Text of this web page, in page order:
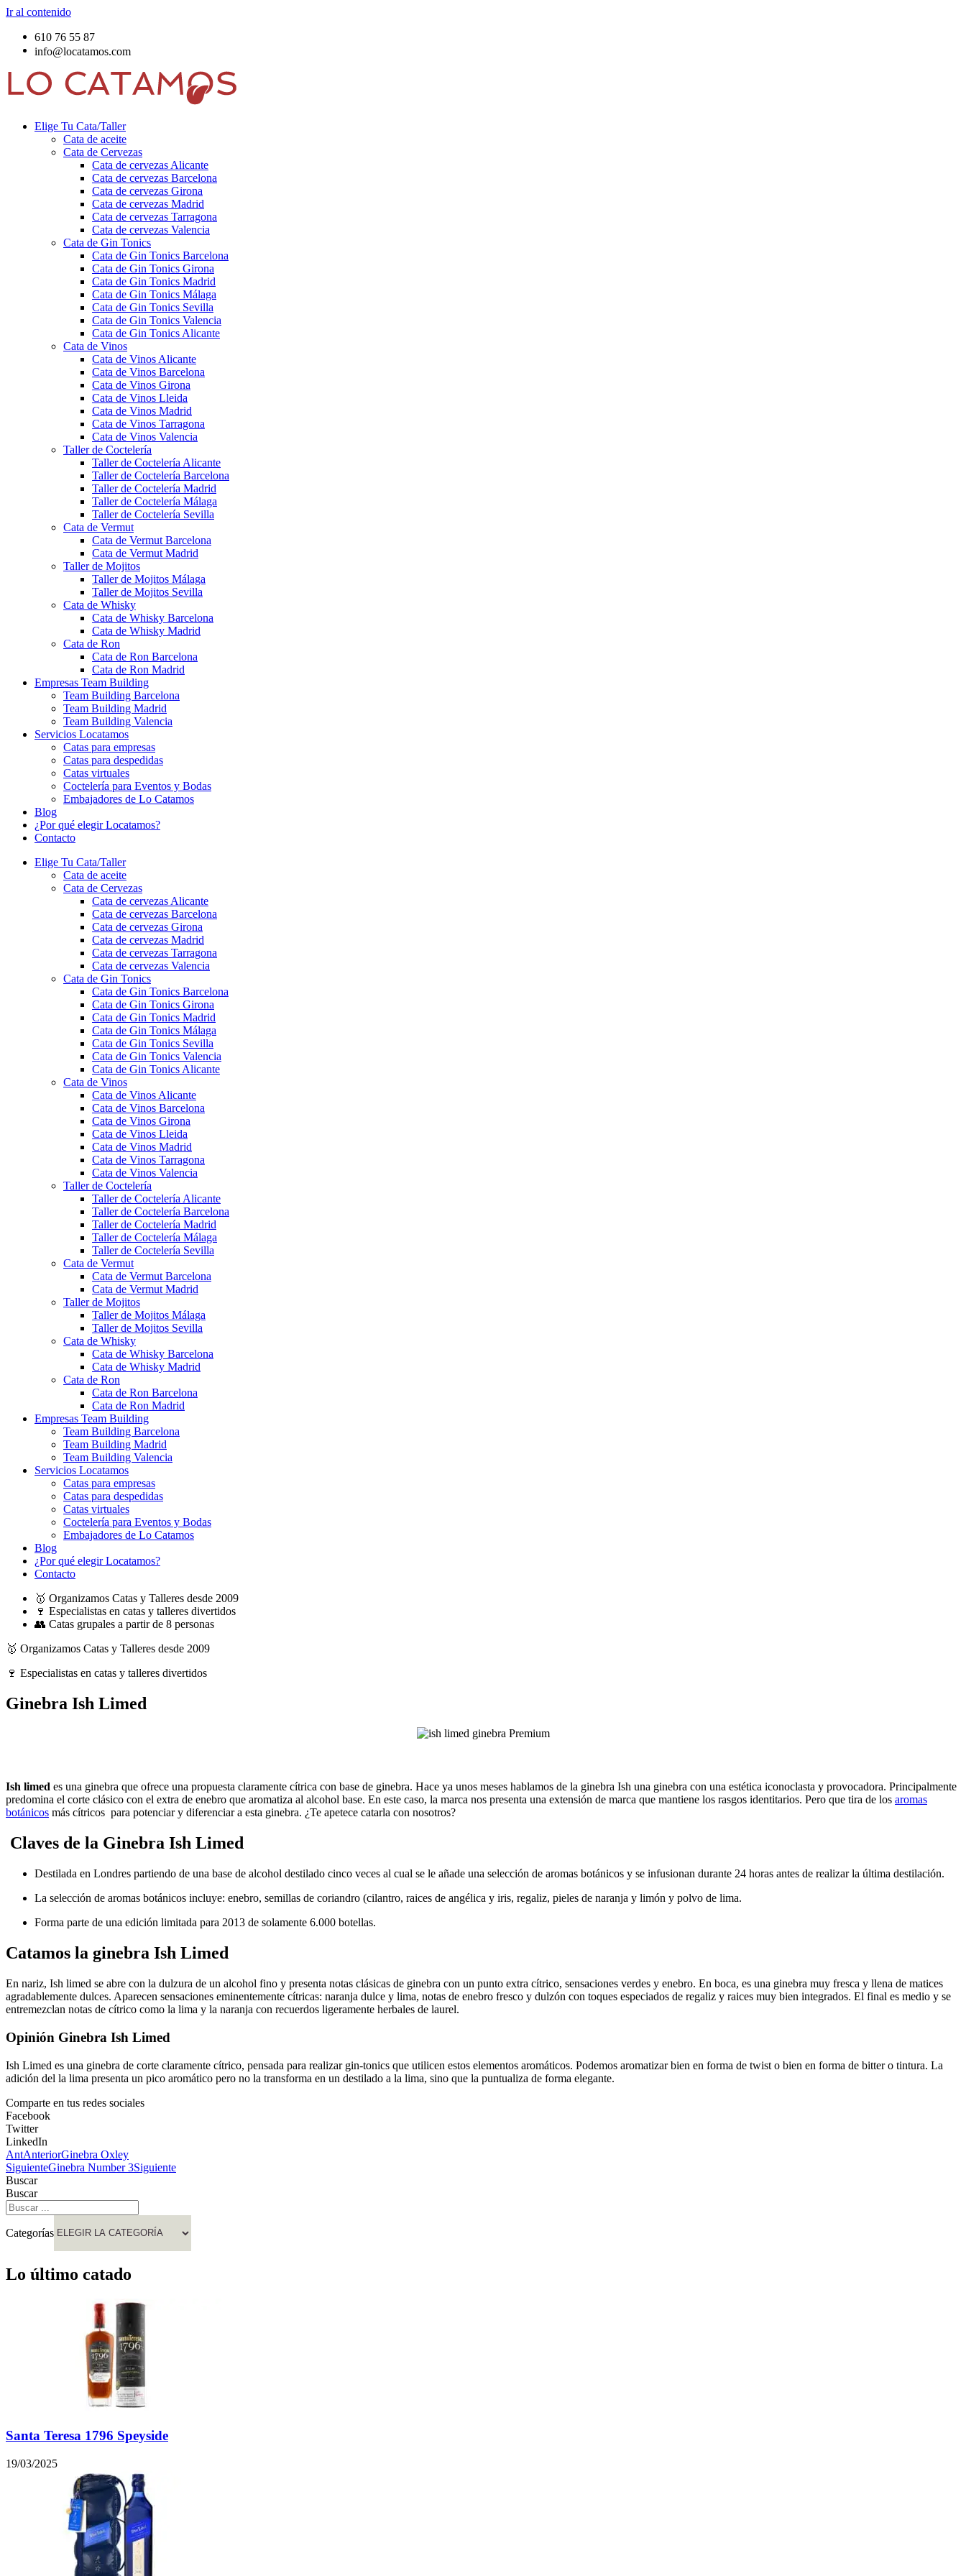
Ir al contenido
610 76 55 87
info@locatamos.com
Elige Tu Cata/Taller
Cata de aceite
Cata de Cervezas
Cata de cervezas Alicante
Cata de cervezas Barcelona
Cata de cervezas Girona
Cata de cervezas Madrid
Cata de cervezas Tarragona
Cata de cervezas Valencia
Cata de Gin Tonics
Cata de Gin Tonics Barcelona
Cata de Gin Tonics Girona
Cata de Gin Tonics Madrid
Cata de Gin Tonics Málaga
Cata de Gin Tonics Sevilla
Cata de Gin Tonics Valencia
Cata de Gin Tonics Alicante
Cata de Vinos
Cata de Vinos Alicante
Cata de Vinos Barcelona
Cata de Vinos Girona
Cata de Vinos Lleida
Cata de Vinos Madrid
Cata de Vinos Tarragona
Cata de Vinos Valencia
Taller de Coctelería
Taller de Coctelería Alicante
Taller de Coctelería Barcelona
Taller de Coctelería Madrid
Taller de Coctelería Málaga
Taller de Coctelería Sevilla
Cata de Vermut
Cata de Vermut Barcelona
Cata de Vermut Madrid
Taller de Mojitos
Taller de Mojitos Málaga
Taller de Mojitos Sevilla
Cata de Whisky
Cata de Whisky Barcelona
Cata de Whisky Madrid
Cata de Ron
Cata de Ron Barcelona
Cata de Ron Madrid
Empresas Team Building
Team Building Barcelona
Team Building Madrid
Team Building Valencia
Servicios Locatamos
Catas para empresas
Catas para despedidas
Catas virtuales
Coctelería para Eventos y Bodas
Embajadores de Lo Catamos
Blog
¿Por qué elegir Locatamos?
Contacto
Elige Tu Cata/Taller
Cata de aceite
Cata de Cervezas
Cata de cervezas Alicante
Cata de cervezas Barcelona
Cata de cervezas Girona
Cata de cervezas Madrid
Cata de cervezas Tarragona
Cata de cervezas Valencia
Cata de Gin Tonics
Cata de Gin Tonics Barcelona
Cata de Gin Tonics Girona
Cata de Gin Tonics Madrid
Cata de Gin Tonics Málaga
Cata de Gin Tonics Sevilla
Cata de Gin Tonics Valencia
Cata de Gin Tonics Alicante
Cata de Vinos
Cata de Vinos Alicante
Cata de Vinos Barcelona
Cata de Vinos Girona
Cata de Vinos Lleida
Cata de Vinos Madrid
Cata de Vinos Tarragona
Cata de Vinos Valencia
Taller de Coctelería
Taller de Coctelería Alicante
Taller de Coctelería Barcelona
Taller de Coctelería Madrid
Taller de Coctelería Málaga
Taller de Coctelería Sevilla
Cata de Vermut
Cata de Vermut Barcelona
Cata de Vermut Madrid
Taller de Mojitos
Taller de Mojitos Málaga
Taller de Mojitos Sevilla
Cata de Whisky
Cata de Whisky Barcelona
Cata de Whisky Madrid
Cata de Ron
Cata de Ron Barcelona
Cata de Ron Madrid
Empresas Team Building
Team Building Barcelona
Team Building Madrid
Team Building Valencia
Servicios Locatamos
Catas para empresas
Catas para despedidas
Catas virtuales
Coctelería para Eventos y Bodas
Embajadores de Lo Catamos
Blog
¿Por qué elegir Locatamos?
Contacto
🥇 Organizamos Catas y Talleres desde 2009
🍷 Especialistas en catas y talleres divertidos
👥 Catas grupales a partir de 8 personas
🥇 Organizamos Catas y Talleres desde 2009
🍷 Especialistas en catas y talleres divertidos
Ginebra Ish Limed
Ish limed es una ginebra que ofrece una propuesta claramente cítrica con base de ginebra. Hace ya unos meses hablamos de la ginebra Ish una ginebra con una estética iconoclasta y provocadora. Principalmente
predomina el corte clásico con el extra de enebro que aromatiza al alcohol base. En este caso, la marca nos presenta una extensión de marca que mantiene los rasgos identitarios. Pero que tira de los aromas
botánicos más cítricos para potenciar y diferenciar a esta ginebra. ¿Te apetece catarla con nosotros?
Claves de la Ginebra Ish Limed
Destilada en Londres partiendo de una base de alcohol destilado cinco veces al cual se le añade una selección de aromas botánicos y se infusionan durante 24 horas antes de realizar la última destilación.
La selección de aromas botánicos incluye: enebro, semillas de coriandro (cilantro, raices de angélica y iris, regaliz, pieles de naranja y limón y polvo de lima.
Forma parte de una edición limitada para 2013 de solamente 6.000 botellas.
Catamos la ginebra Ish Limed
En nariz, Ish limed se abre con la dulzura de un alcohol fino y presenta notas clásicas de ginebra con un punto extra cítrico, sensaciones verdes y enebro. En boca, es una ginebra muy fresca y llena de matices
agradablemente dulces. Aparecen sensaciones eminentemente cítricas: naranja dulce y lima, notas de enebro fresco y dulzón con toques especiados de regaliz y raices muy bien integrados. El final es medio y se
entremezclan notas de cítrico como la lima y la naranja con recuerdos ligeramente herbales de laurel.
Opinión Ginebra Ish Limed
Ish Limed es una ginebra de corte claramente cítrico, pensada para realizar gin-tonics que utilicen estos elementos aromáticos. Podemos aromatizar bien en forma de twist o bien en forma de bitter o tintura. La
adición del la lima presenta un pico aromático pero no la transforma en un destilado a la lima, sino que la puntualiza de forma elegante.
Comparte en tus redes sociales
Facebook
Twitter
LinkedIn
AntAnteriorGinebra Oxley
SiguienteGinebra Number 3Siguiente
Buscar
Buscar
Categorías
Lo último catado
Santa Teresa 1796 Speyside
19/03/2025